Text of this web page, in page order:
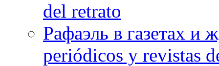
del retrato
Рафаэль в газетах и
periódicos y revistas